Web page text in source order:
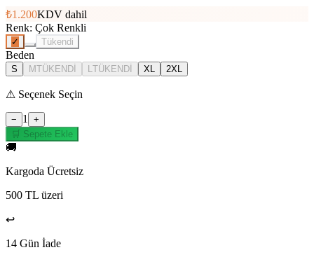
₺1.200KDV dahil
Renk: Çok Renkli
✓ Tükendi
Beden
S MTÜKENDİ TÜKENDİ XL 2XL
⚠ Seçenek Seçin
− 1
+
🛒 Sepete Ekle
🚚
Kargoda Ücretsiz
500 TL üzeri
↩️
14 Gün İade